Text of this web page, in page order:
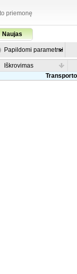
priemonę
Naujas
Papildomi parametrai
Iškrovimas